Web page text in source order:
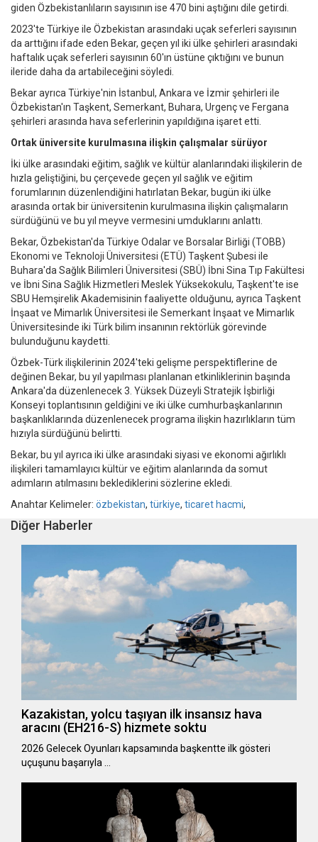
giden Özbekistanlıların sayısının ise 470 bini aştığını dile getirdi.
2023'te Türkiye ile Özbekistan arasındaki uçak seferleri sayısının
da arttığını ifade eden Bekar, geçen yıl iki ülke şehirleri arasındaki
haftalık uçak seferleri sayısının 60'ın üstüne çıktığını ve bunun
ileride daha da artabileceğini söyledi.
Bekar ayrıca Türkiye'nin İstanbul, Ankara ve İzmir şehirleri ile
Özbekistan'ın Taşkent, Semerkant, Buhara, Urgenç ve Fergana
şehirleri arasında hava seferlerinin yapıldığına işaret etti.
Ortak üniversite kurulmasına ilişkin çalışmalar sürüyor
İki ülke arasındaki eğitim, sağlık ve kültür alanlarındaki ilişkilerin de
hızla geliştiğini, bu çerçevede geçen yıl sağlık ve eğitim
forumlarının düzenlendiğini hatırlatan Bekar, bugün iki ülke
arasında ortak bir üniversitenin kurulmasına ilişkin çalışmaların
sürdüğünü ve bu yıl meyve vermesini umduklarını anlattı.
Bekar, Özbekistan'da Türkiye Odalar ve Borsalar Birliği (TOBB)
Ekonomi ve Teknoloji Üniversitesi (ETÜ) Taşkent Şubesi ile
Buhara'da Sağlık Bilimleri Üniversitesi (SBÜ) İbni Sina Tıp Fakültesi
ve İbni Sina Sağlık Hizmetleri Meslek Yüksekokulu, Taşkent'te ise
SBU Hemşirelik Akademisinin faaliyette olduğunu, ayrıca Taşkent
İnşaat ve Mimarlık Üniversitesi ile Semerkant İnşaat ve Mimarlık
Üniversitesinde iki Türk bilim insanının rektörlük görevinde
bulunduğunu kaydetti.
Özbek-Türk ilişkilerinin 2024'teki gelişme perspektiflerine de
değinen Bekar, bu yıl yapılması planlanan etkinliklerinin başında
Ankara'da düzenlenecek 3. Yüksek Düzeyli Stratejik İşbirliği
Konseyi toplantısının geldiğini ve iki ülke cumhurbaşkanlarının
başkanlıklarında düzenlenecek programa ilişkin hazırlıkların tüm
hızıyla sürdüğünü belirtti.
Bekar, bu yıl ayrıca iki ülke arasındaki siyasi ve ekonomi ağırlıklı
ilişkileri tamamlayıcı kültür ve eğitim alanlarında da somut
adımların atılmasını beklediklerini sözlerine ekledi.
Anahtar Kelimeler: özbekistan, türkiye, ticaret hacmi,
Diğer Haberler
Kazakistan, yolcu taşıyan ilk insansız hava
aracını (EH216-S) hizmete soktu
2026 Gelecek Oyunları kapsamında başkentte ilk gösteri
uçuşunu başarıyla …